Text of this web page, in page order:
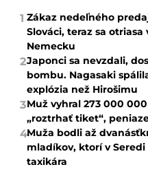
1 Zákaz nedeľného
Slováci, teraz sa otriasa
Nemecku
2Japonci sa nevzdali,
bombu. Nagasaki
explózia než Hirošimu
3Muž vyhral 273 000
„roztrhať tiket“,
4Muža bodli až
mladíkov, ktorí v
taxikára